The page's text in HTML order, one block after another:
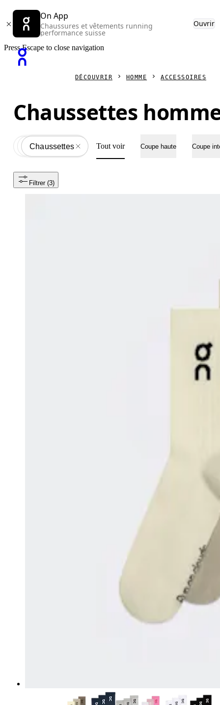
On App
Chaussures et vêtements running
performance suisse
Ouvrir
Press Escape to close navigation
DÉCOUVRIR HOMME ACCESSOIRES
Chaussettes
All
Accessoires
Chaussettes Tout voir Coupe haute Coupe
Filtrer (3)